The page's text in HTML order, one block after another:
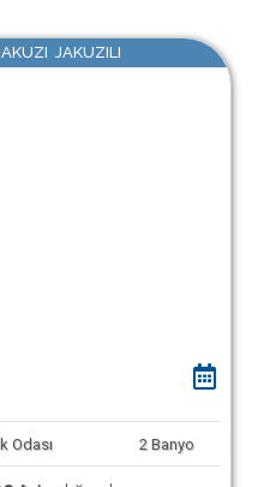
JAKUZILI
Odası 2 Banyo